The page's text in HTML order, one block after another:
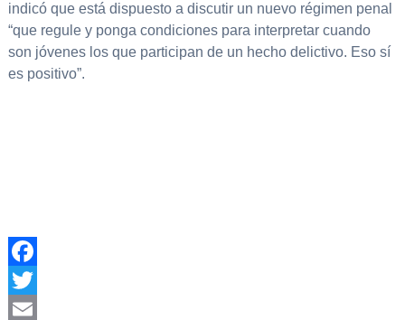
indicó que está dispuesto a discutir un nuevo régimen penal
“que regule y ponga condiciones para interpretar cuando
son jóvenes los que participan de un hecho delictivo. Eso sí
es positivo”.
Facebook
Twitter